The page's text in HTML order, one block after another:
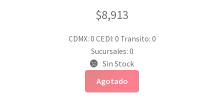
$8,913
CDMX: 0 CEDI: 0 Transito: 0
Sucursales: 0
Sin Stock
Agotado